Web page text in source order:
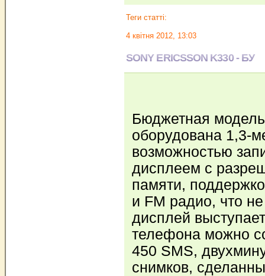
Теги статті:
4 квітня 2012, 13:03
SONY ERICSSON K330 - БУ
Бюджетная
оборудована 1,3-
возможностью
дисплеем с
памяти,
и FM радио, что
дисплей
телефона можно
450 SMS,
снимков,